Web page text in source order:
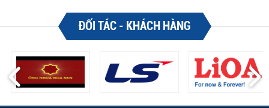
ĐỐI TÁC - KHÁCH HÀNG